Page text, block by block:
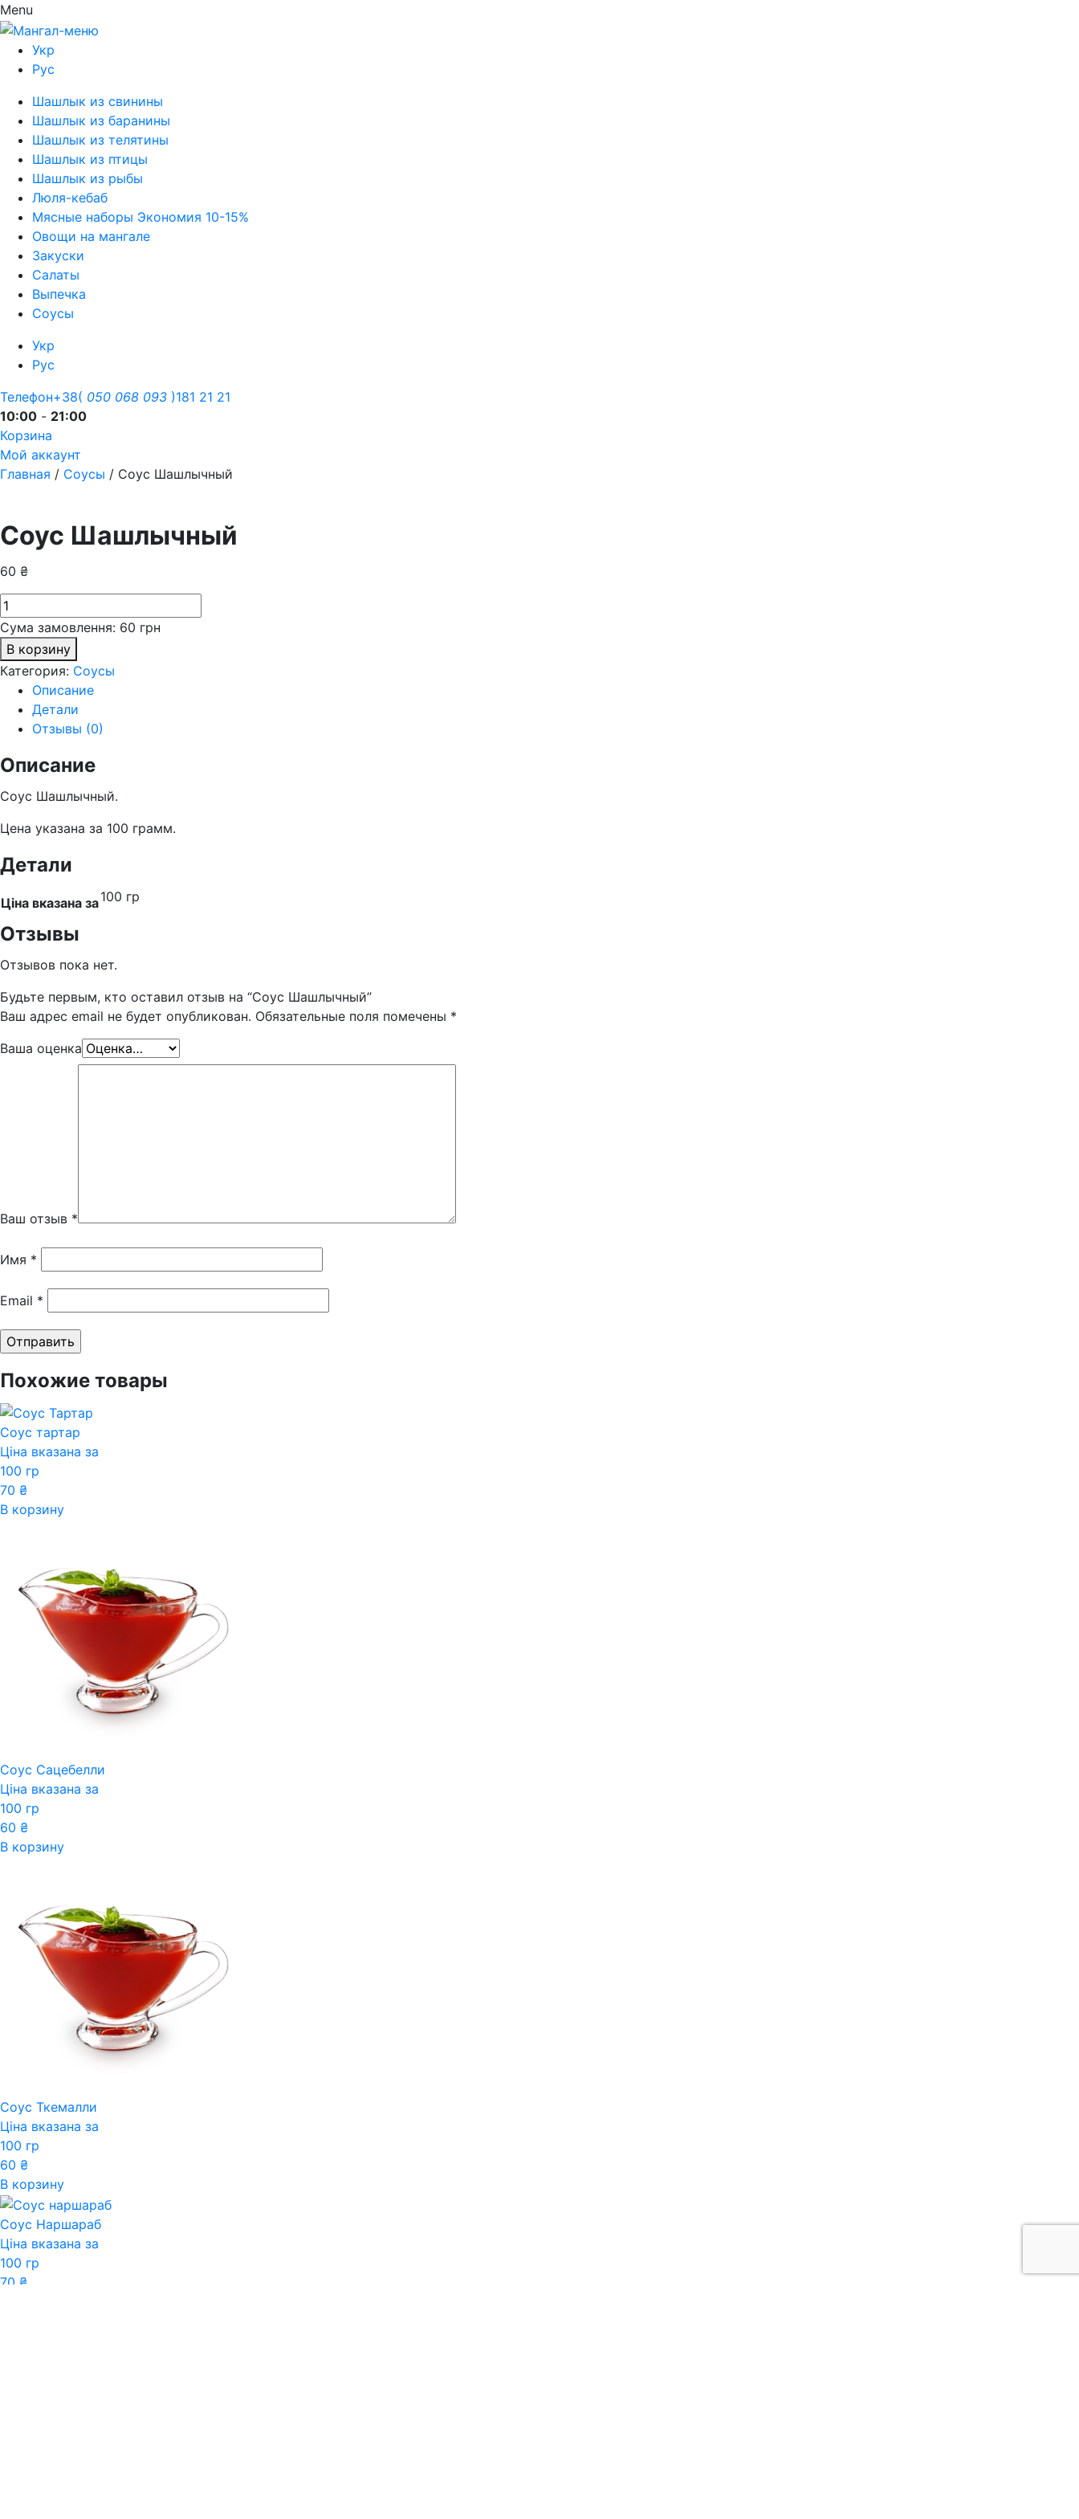
Menu
Укр
Рус
Шашлык из свинины
Шашлык из баранины
Шашлык из телятины
Шашлык из птицы
Шашлык из рыбы
Люля-кебаб
Мясные наборы Экономия 10-15%
Овощи на мангале
Закуски
Салаты
Выпечка
Соусы
Укр
Рус
Телефон+38( 050 068 093 )181 21 21
10:00 - 21:00
Корзина
Мой аккаунт
Главная / Соусы / Соус Шашлычный
Соус Шашлычный
60 ₴
Количество
товара
Соус
Шашлычный
Сума замовлення: 60 грн
В корзину
Категория: Соусы
Описание
Детали
Отзывы (0)
Описание
Соус Шашлычный.
Цена указана за 100 грамм.
Детали
Ціна вказана за100 гр
Отзывы
Отзывов пока нет.
Будьте первым, кто оставил отзыв на “Соус Шашлычный”
Ваш адрес email не будет опубликован. Обязательные поля помечены *
Ваша оценка
Ваш отзыв *
Имя *
Email *
Похожие товары
Соус тартар
Ціна вказана за
100 гр
70 ₴
В корзину
Соус Сацебелли
Ціна вказана за
100 гр
60 ₴
В корзину
Соус Ткемалли
Ціна вказана за
100 гр
60 ₴
В корзину
Соус Наршараб
Ціна вказана за
100 гр
70 ₴